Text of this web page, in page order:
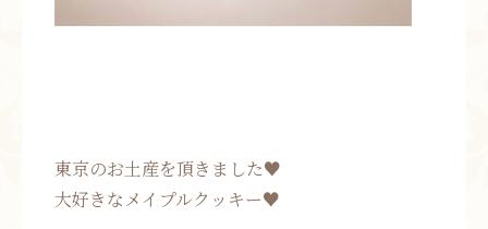
東京のお土産を頂きました♥
大好きなメイプルクッキー♥